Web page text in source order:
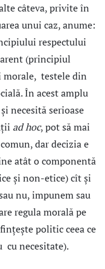
câteva, privite în
unui caz, anume:
respectului
(principiul
morale, testele din
În acest amplu
necesită serioase
ad hoc, pot să mai
dar decizia e
atât o componentă
şi non-etice) cît şi
nu, impunem sau
regula morală pe
politic ceea ce
cu necesitate).